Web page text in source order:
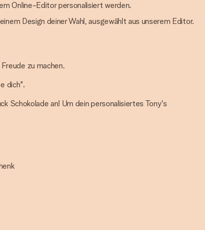
Online-Editor personalisiert werden.
Design deiner Wahl, ausgewählt aus unserem Editor.
zu machen.
dich".
Schokolade an! Um dein personalisiertes Tony's